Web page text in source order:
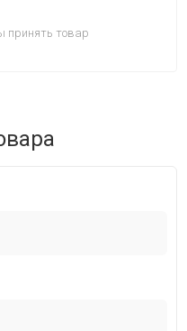
принять товар